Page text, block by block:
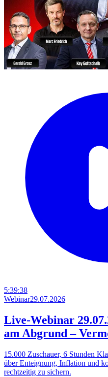
5:39:38
Webinar29.07.2026
Live-Webinar
am Abgrund –
15.000 Zuschauer, 6 Stunden
über Enteignung, Inflation und
rechtzeitig zu sichern.